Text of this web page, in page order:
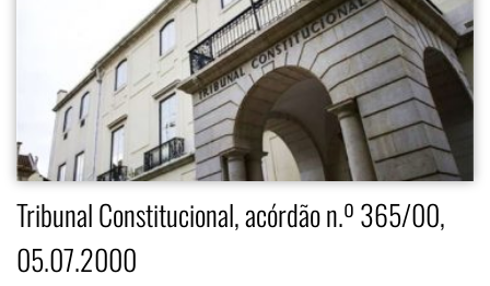
Tribunal Constitucional, acórdão n.º 365/00,
05.07.2000